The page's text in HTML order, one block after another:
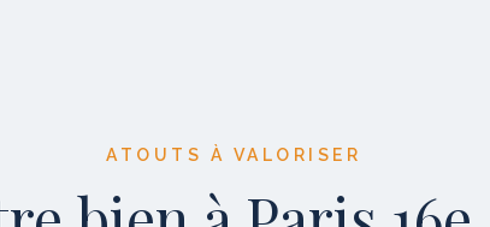
ATOUTS À VALORISER